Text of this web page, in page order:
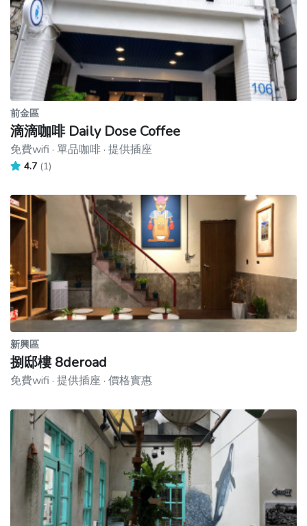
前金區
滴滴咖啡 Daily Dose Coffee
免費wifi · 單品咖啡 · 提供插座
4.7 (1)
新興區
捌邸樓 8deroad
免費wifi · 提供插座 · 價格實惠